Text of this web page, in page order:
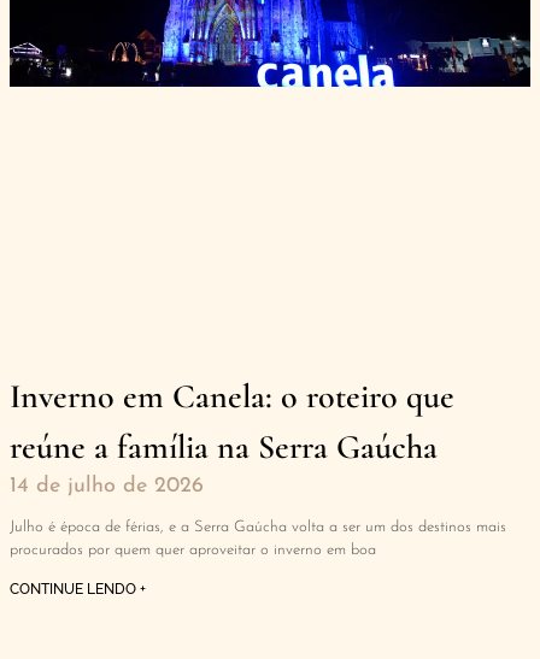
Inverno em Canela: o roteiro que
reúne a família na Serra Gaúcha
14 de julho de 2026
Julho é época de férias, e a Serra Gaúcha volta a ser um dos destinos mais
procurados por quem quer aproveitar o inverno em boa
CONTINUE LENDO +